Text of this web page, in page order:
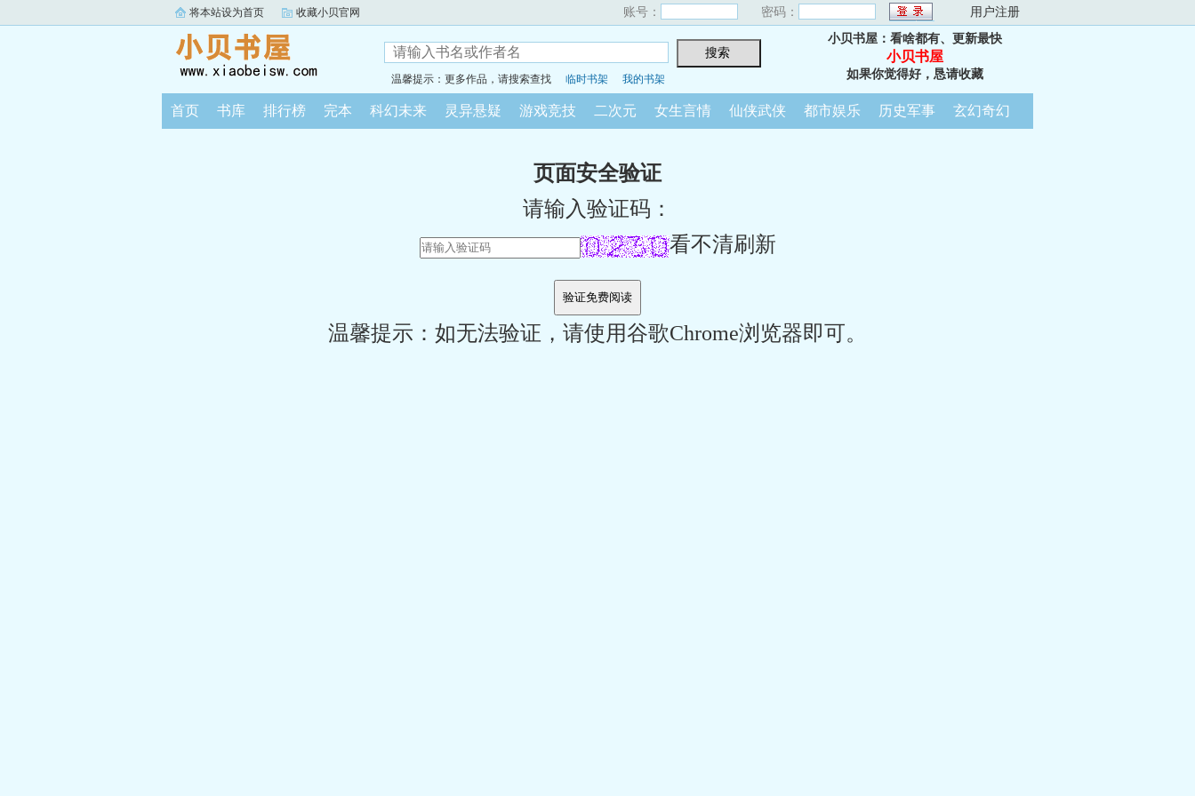
将本站设为首页 收藏小贝官网 账号： 密码： 用户注册
温馨提示：更多作品，请搜索查找 临时书架 我的书架
小贝书屋：看啥都有、更新最快
小贝书屋
如果你觉得好，恳请收藏
首页 书库 排行榜 完本 科幻未来 灵异悬疑 游戏竞技 二次元 女生言情 仙侠武侠 都市娱乐 历史军事 玄幻奇幻
页面安全验证
请输入验证码：
看不清刷新
温馨提示：如无法验证，请使用谷歌Chrome浏览器即可。